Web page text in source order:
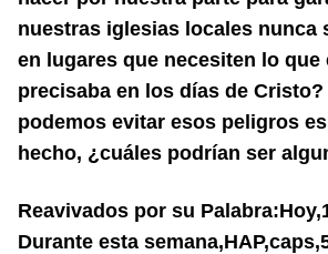
nuestras iglesias locales nunca
en lugares que necesiten lo que
precisaba en los días de
podemos evitar esos peligros
hecho, ¿cuáles podrían ser
Reavivados por su
Durante esta